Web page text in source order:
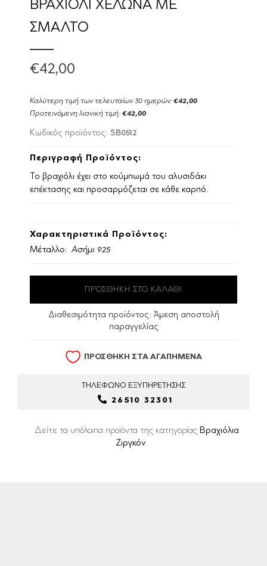
ΒΡΑΧΙΟΛΙ ΧΕΛΩΝΑ ΜΕ
ΣΜΑΛΤΟ
€42,00
Καλύτερη τιμή των τελευταίων 30 ημερών: €42,00
Προτεινόμενη λιανική τιμή: €42,00
Κωδικός προϊόντος: SB0512
Περιγραφή Προϊόντος:
Το βραχιόλι έχει στο κούμπωμά του αλυσιδάκι
επέκτασης και προσαρμόζεται σε κάθε καρπό.
Χαρακτηριστικά Προϊόντος:
Μέταλλο: Ασήμι 925
Διαθεσιμότητα προϊόντος: Άμεση αποστολή
παραγγελίας
ΠΡΟΣΘΗΚΗ ΣΤΑ ΑΓΑΠΗΜΕΝΑ
ΤΗΛΕΦΩΝΟ ΕΞΥΠΗΡΕΤΗΣΗΣ
26510 32301
Δείτε τα υπόλοιπα προϊόντα της κατηγορίας Βραχιόλια
Ζιργκόν